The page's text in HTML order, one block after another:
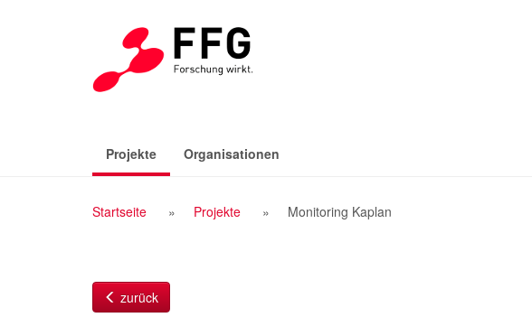
Projekte(aktiv)Organisationen
Breadcrumb
Startseite Projekte Monitoring Kaplan
zurück